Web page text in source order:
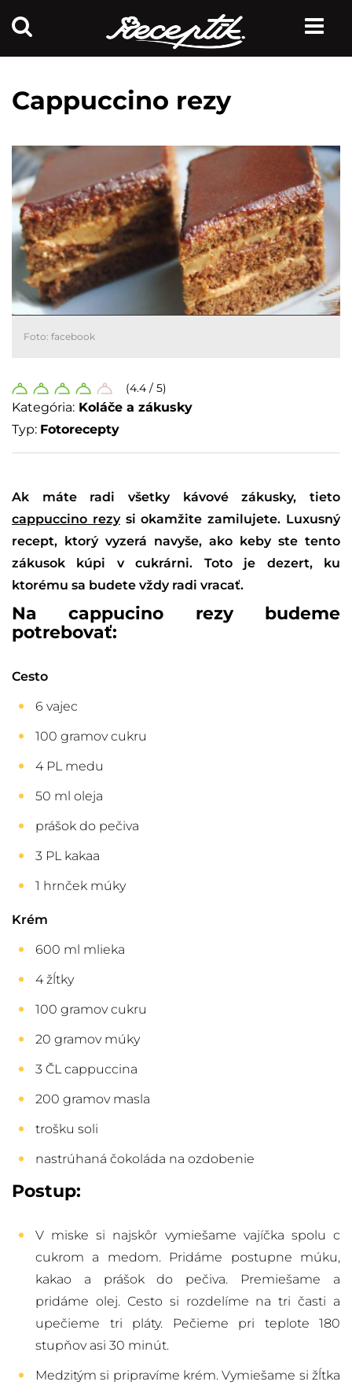
Cappuccino rezy
Foto: facebook
(4.4 / 5)
Kategória: Koláče a zákusky
Typ: Fotorecepty
Ak máte radi všetky kávové zákusky, tieto
cappuccino rezysi okamžite zamilujete. Luxusný
recept, ktorý vyzerá navyše, ako keby ste tento
zákusok kúpi v cukrárni. Toto je dezert, ku
ktorému sa budete vždy radi vracať.
Na cappucino rezy budeme
potrebovať:
Cesto
6 vajec
100 gramov cukru
4 PL medu
50 ml oleja
prášok do pečiva
3 PL kakaa
1 hrnček múky
Krém
600 ml mlieka
4 žĺtky
100 gramov cukru
20 gramov múky
3 ČL cappuccina
200 gramov masla
trošku soli
nastrúhaná čokoláda na ozdobenie
Postup:
V miske si najskôr vymiešame vajíčka spolu c
cukrom a medom. Pridáme postupne múku,
kakao a prášok do pečiva. Premiešame a
pridáme olej. Cesto si rozdelíme na tri časti a
upečieme tri pláty. Pečieme pri teplote 180
stupňov asi 30 minút.
Medzitým si pripravíme krém. Vymiešame si žĺtka